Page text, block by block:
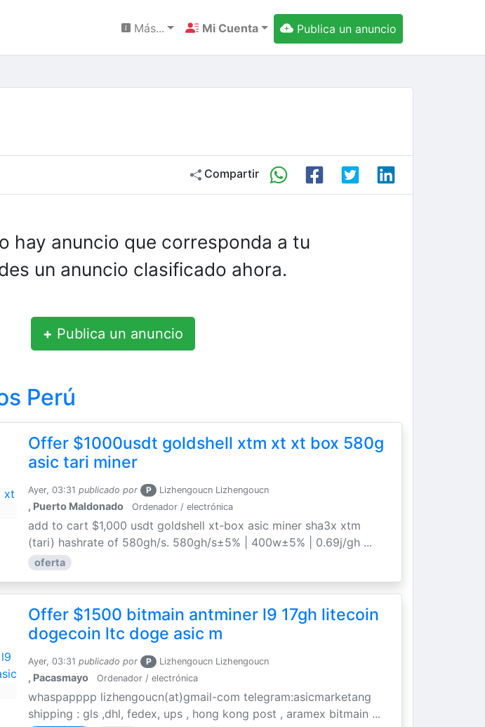
Más... Mi Cuenta Publica un anuncio
Compartir
hay anuncio que corresponda a tu
un anuncio clasificado ahora.
+ Publica un anuncio
Perú
Offer $1000usdt goldshell xtm xt xt box 580g
asic tari miner
Ayer, 03:31 publicado por P Lizhengoucn Lizhengoucn
, Puerto Maldonado Ordenador / electrónica
add to cart $1,000 usdt goldshell xt-box asic miner sha3x xtm
(tari) hashrate of 580gh/s. 580gh/s±5% | 400w±5% | 0.69j/gh ...
oferta
Offer $1500 bitmain antminer l9 17gh litecoin
dogecoin ltc doge asic m
Ayer, 03:31 publicado por P Lizhengoucn Lizhengoucn
, Pacasmayo Ordenador / electrónica
whaspapppp lizhengoucn(at)gmail-com telegram:asicmarketang
shipping : gls ,dhl, fedex, ups , hong kong post , aramex bitmain ...